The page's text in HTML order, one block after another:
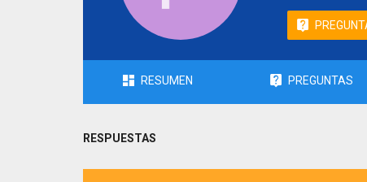
RESUMEN PREGUNTAS
RESPUESTAS